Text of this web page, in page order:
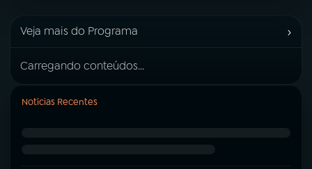
Veja mais do Programa ›
Carregando conteúdos...
Notícias Recentes